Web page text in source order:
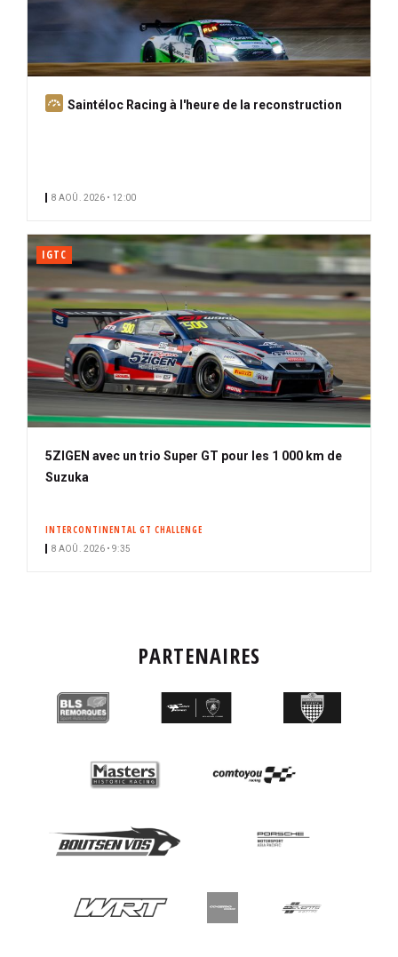
A
Saintéloc Racing à l'heure de la reconstruction
8 AOÛ. 2026 • 12:00
IGTC
5ZIGEN avec un trio Super GT pour les 1 000 km de
Suzuka
INTERCONTINENTAL GT CHALLENGE
8 AOÛ. 2026 • 9:35
PARTENAIRES